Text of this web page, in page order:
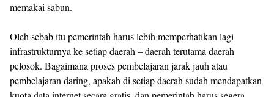
memakai sabun.
Oleh sebab itu pemerintah harus lebih memperhatikan lagi
infrastrukturnya ke setiap daerah – daerah terutama daerah
pelosok. Bagaimana proses pembelajaran jarak jauh atau
pembelajaran daring, apakah di setiap daerah sudah mendapatkan